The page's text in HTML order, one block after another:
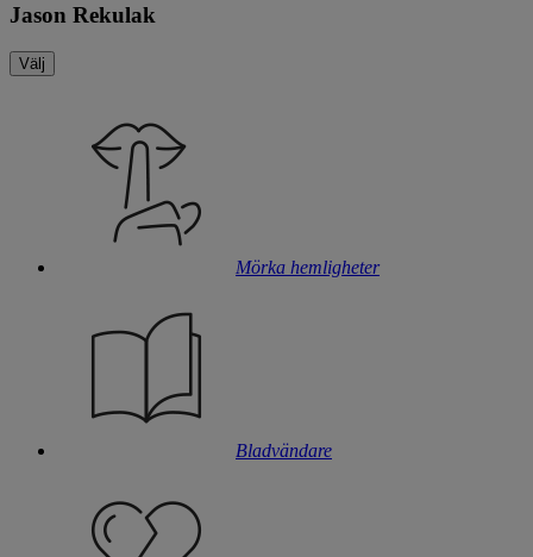
Jason Rekulak
Välj
Mörka hemligheter
Bladvändare